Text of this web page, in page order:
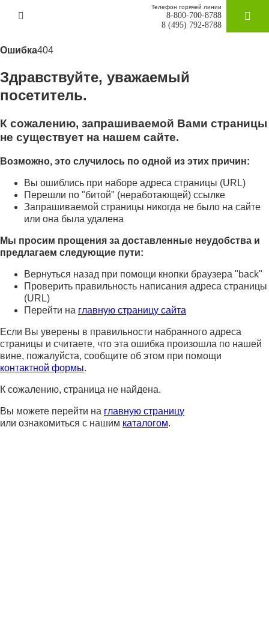
Телефон горячей линии
8-800-700-8788
8 (495) 792-8788
Ошибка404
Здравствуйте, уважаемый
посетитель.
К сожалению, запрашиваемой Вами страницы
не существует на нашем сайте.
Возможно, это случилось по одной из этих причин:
Вы ошиблись при наборе адреса страницы (URL)
Перешли по "битой" (неработающей) ссылке
Запрашиваемой страницы никогда не было на сайте
или она была удалена
Мы просим прощения за доставленные неудобства и
предлагаем следующие пути:
Вернуться назад при помощи кнопки браузера "back"
Проверить правильность написания адреса страницы
(URL)
Перейти на главную страницу сайта
Если Вы уверены в правильности набранного адреса
страницы и считаете, что эта ошибка произошла по нашей
вине, пожалуйста, сообщите об этом при помощи
контактной формы.
К сожалению, страница не найдена.
Вы можете перейти на главную страницу
или ознакомиться с нашим каталогом.